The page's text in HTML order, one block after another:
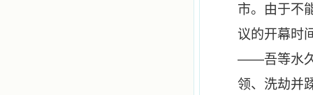
市。由于不
议的开幕时
——吾等水
领、洗劫并